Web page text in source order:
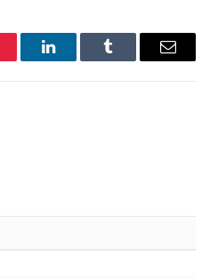
LinkedInTumblr Email